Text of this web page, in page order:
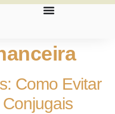
Como Evitar